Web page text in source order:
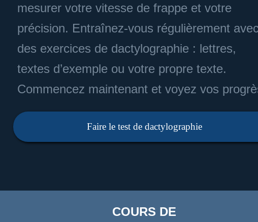
mesurer votre vitesse de frappe et votre
précision. Entraînez-vous régulièrement
des exercices de dactylographie : lettres,
textes d’exemple ou votre propre texte.
Commencez maintenant et voyez vos
Faire le test de dactylographie
COURS DE